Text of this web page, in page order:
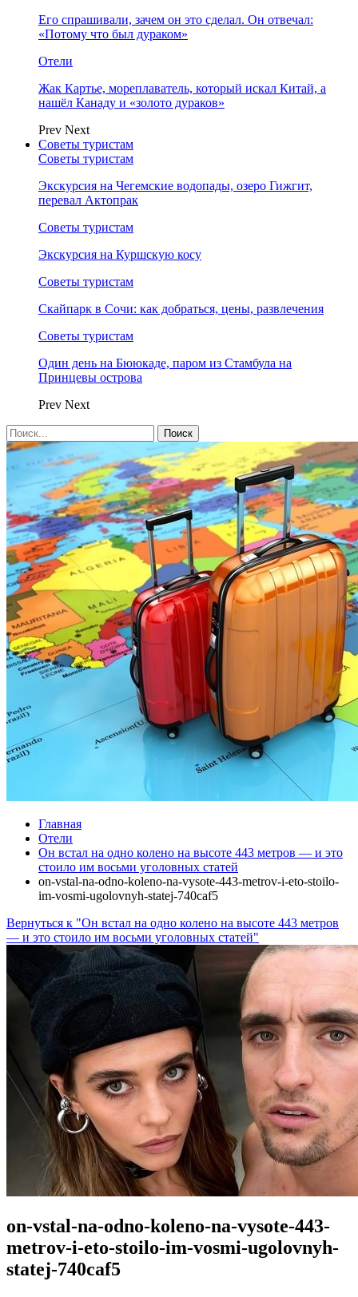
Его спрашивали, зачем он это сделал. Он отвечал:
«Потому что был дураком»
Отели
Жак Картье, мореплаватель, который искал Китай, а
нашёл Канаду и «золото дураков»
Prev Next
Советы туристам
Советы туристам
Экскурсия на Чегемские водопады, озеро Гижгит,
перевал Актопрак
Советы туристам
Экскурсия на Куршскую косу
Советы туристам
Скайпарк в Сочи: как добраться, цены, развлечения
Советы туристам
Один день на Бююкаде, паром из Стамбула на
Принцевы острова
Prev Next
Главная
Отели
Он встал на одно колено на высоте 443 метров — и это
стоило им восьми уголовных статей
on-vstal-na-odno-koleno-na-vysote-443-metrov-i-eto-stoilo-
im-vosmi-ugolovnyh-statej-740caf5
Вернуться к "Он встал на одно колено на высоте 443 метров
— и это стоило им восьми уголовных статей"
on-vstal-na-odno-koleno-na-vysote-443-
metrov-i-eto-stoilo-im-vosmi-ugolovnyh-
statej-740caf5